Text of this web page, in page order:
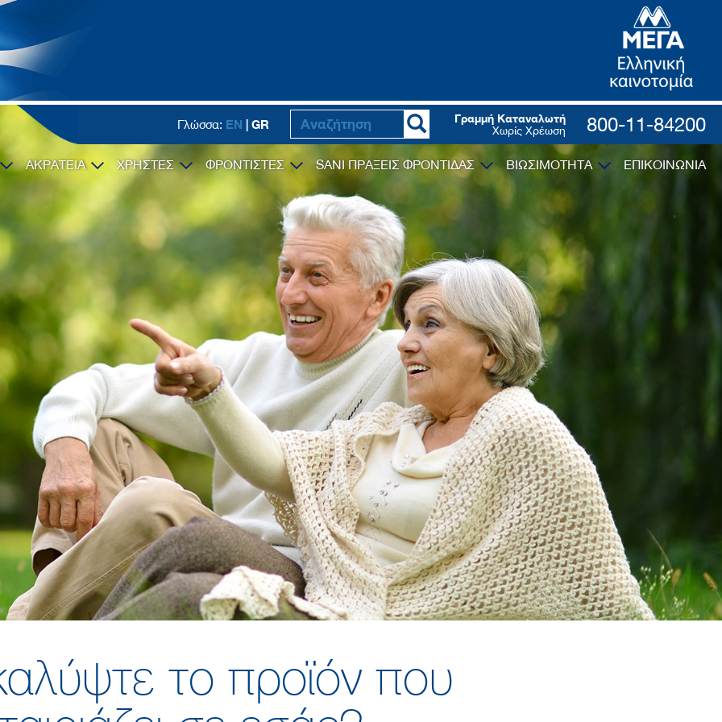
Γλώσσα: EN | GR Γραμμή Καταναλωτή
Χωρίς Χρέωση 800-11-84200
ΑΚΡΑΤΕΙΑ ΧΡΗΣΤΕΣ ΦΡΟΝΤΙΣΤΕΣ SANI ΠΡΑΞΕΙΣ ΦΡΟΝΤΙΔΑΣ ΒΙΩΣΙΜΟΤΗΤΑ ΕΠΙΚΟΙΝΩΝΙΑ
το προϊόν που